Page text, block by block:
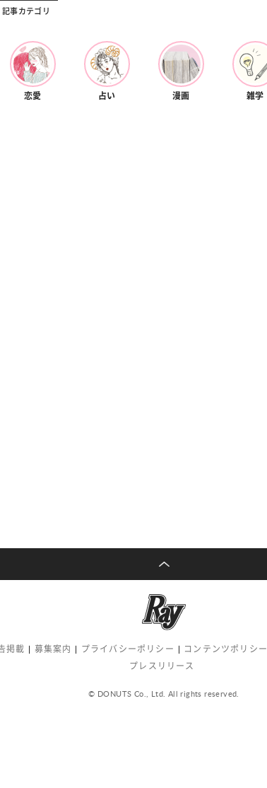
記事カテゴリ
恋愛 占い 漫画 雑学
掲載 募集案内 プライバシーポリシー コンテンツポリシー
プレスリリース
© DONUTS Co., Ltd. All rights reserved.